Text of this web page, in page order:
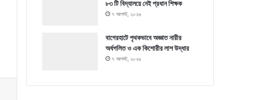
৮৩ টি বিদ্যালয়ে নেই প্রধান শিক্ষক
৭ আগস্ট, ২০২৬
বাগেরহাটে পৃথকভাবে অজ্ঞাত নারীর
অর্ধগলিত ও এক কিশোরীর লাশ উদ্ধার
৭ আগস্ট, ২০২৬